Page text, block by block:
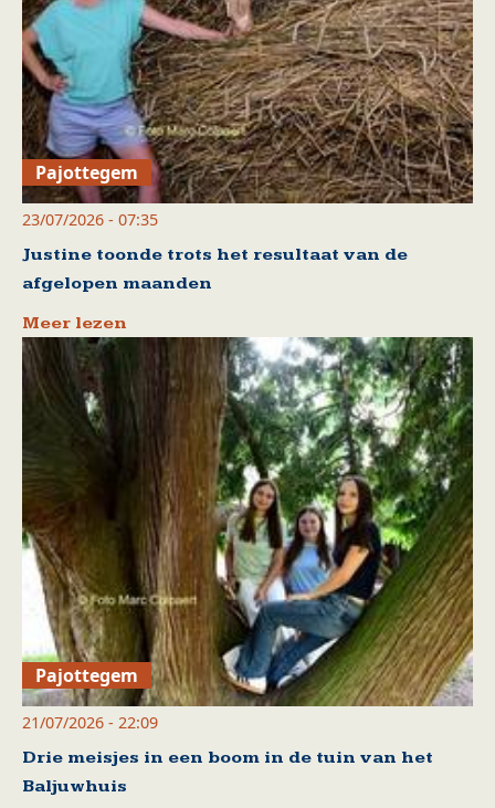
Pajottegem
23/07/2026 - 07:35
Justine toonde trots het resultaat van de
afgelopen maanden
Meer lezen
Pajottegem
21/07/2026 - 22:09
Drie meisjes in een boom in de tuin van het
Baljuwhuis